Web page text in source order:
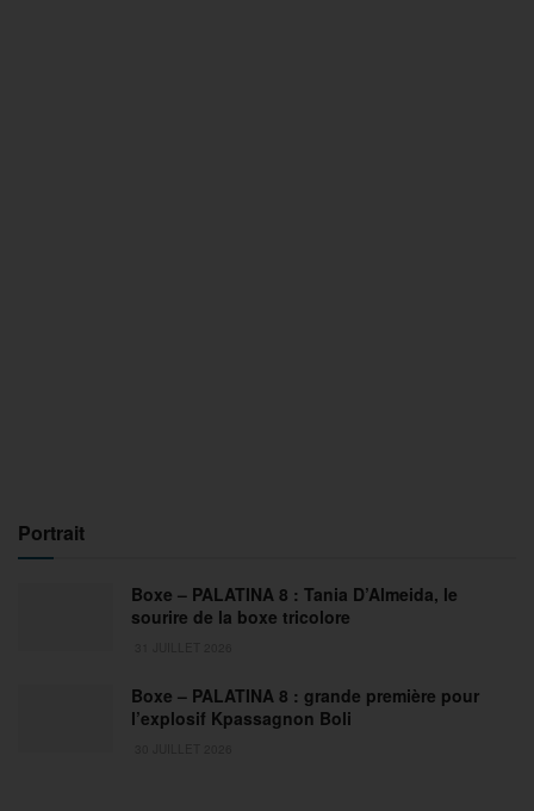
Portrait
Boxe – PALATINA 8 : Tania D’Almeida, le
sourire de la boxe tricolore
Boxe – PALATINA 8 : grande première pour
l’explosif Kpassagnon Boli